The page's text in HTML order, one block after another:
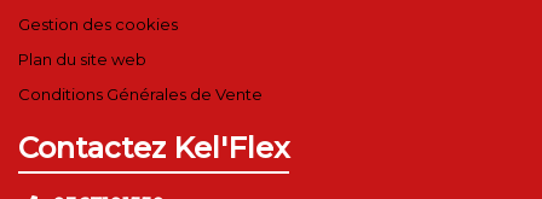
Gestion des cookies
Plan du site web
Conditions Générales de Vente
Contactez Kel'Flex